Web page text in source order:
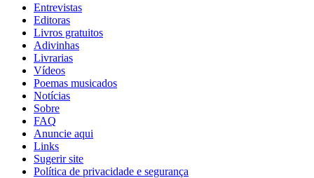
Entrevistas
Editoras
Livros gratuitos
Adivinhas
Livrarias
Vídeos
Poemas musicados
Notícias
Sobre
FAQ
Anuncie aqui
Links
Sugerir site
Política de privacidade e segurança